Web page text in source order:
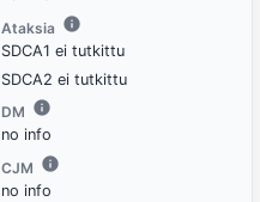
Ataksia
SDCA1 ei tutkittu
SDCA2 ei tutkittu
DM
no info
CJM
no info